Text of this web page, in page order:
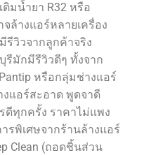
มน้ำยา R32 หรือ
จล้างแอร์หลายเครื่อง
รีวิวจากลูกค้าจริง
มักมีรีวิวดีๆ ทั้งจาก
หรือกลุ่มช่างแอร์
งแอร์สะอาด พูดจาดี
ดีทุกครั้ง ราคาไม่แพง
รพิเศษจากร้านล้างแอร์
Clean (ถอดชิ้นส่วน